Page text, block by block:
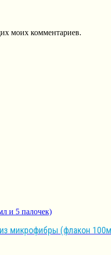
моих комментариев.
микрофибры (флакон